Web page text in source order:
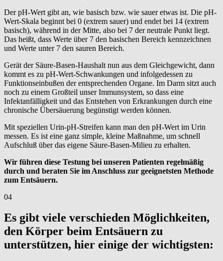
Der pH-Wert gibt an, wie basisch bzw. wie sauer etwas ist. Die pH-
Wert-Skala beginnt bei 0 (extrem sauer) und endet bei 14 (extrem
basisch), während in der Mitte, also bei 7 der neutrale Punkt liegt.
Das heißt, dass Werte über 7 den basischen Bereich kennzeichnen
und Werte unter 7 den sauren Bereich.
Gerät der Säure-Basen-Haushalt nun aus dem Gleichgewicht, dann
kommt es zu pH-Wert-Schwankungen und infolgedessen zu
Funktionseinbußen der entsprechenden Organe. Im Darm sitzt auch
noch zu einem Großteil unser Immunsystem, so dass eine
Infektanfälligkeit und das Entstehen von Erkrankungen durch eine
chronische Übersäuerung begünstigt werden können.
Mit speziellen Urin-pH-Streifen kann man den pH-Wert im Urin
messen. Es ist eine ganz simple, kleine Maßnahme, um schnell
Aufschluß über das eigene Säure-Basen-Milieu zu erhalten.
Wir führen diese Testung bei unseren Patienten regelmäßig
durch und beraten Sie im Anschluss zur geeignetsten Methode
zum Entsäuern.
04
Es gibt viele verschieden Möglichkeiten,
den Körper beim Entsäuern zu
unterstützen, hier einige der wichtigsten: